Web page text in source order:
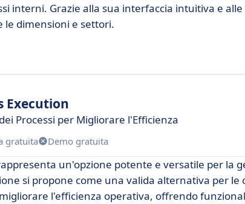
interni. Grazie alla sua interfaccia intuitiva e
dimensioni e settori.
Execution
Processi per Migliorare l'Efficienza
gratuita Demo gratuita
un'opzione potente e versatile per la
si propone come una valida alternativa per
l'efficienza operativa, offrendo